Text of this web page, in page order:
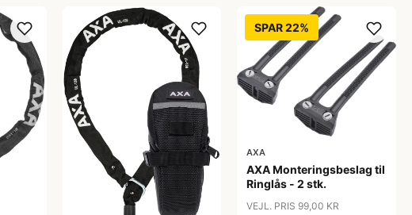
SPAR 22%
AXA
AXA Monteringsbeslag til
Ringlås - 2 stk.
VEJL. PRIS 99,00 KR